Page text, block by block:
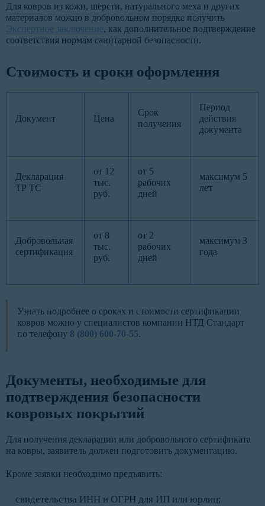
Для ковров из кожи, шерсти, натурального меха и других
материалов можно в добровольном порядке получить
Экспертное заключение, как дополнительное подтверждение
соответствия нормам санитарной безопасности.
Стоимость и сроки оформления
Документ Цена
Срок
получения
Период
действия
документа
Декларация
ТР ТС
от 12
тыс.
руб.
от 5
рабочих
дней
максимум 5
лет
Добровольная
сертификация
от 8
тыс.
руб.
от 2
рабочих
дней
максимум 3
года
Узнать подробнее о сроках и стоимости сертификации
ковров можно у специалистов компании НТД Стандарт
по телефону 8 (800) 600-70-55.
Документы, необходимые для
подтверждения безопасности
ковровых покрытий
Для получения декларации или добровольного сертификата
на ковры, заявитель должен подготовить документацию.
Кроме заявки необходимо предъявить:
свидетельства ИНН и ОГРН для ИП или юрлиц;